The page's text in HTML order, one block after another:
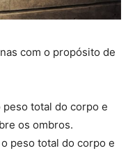
com o propósito de
total do corpo e
os ombros.
peso total do corpo e